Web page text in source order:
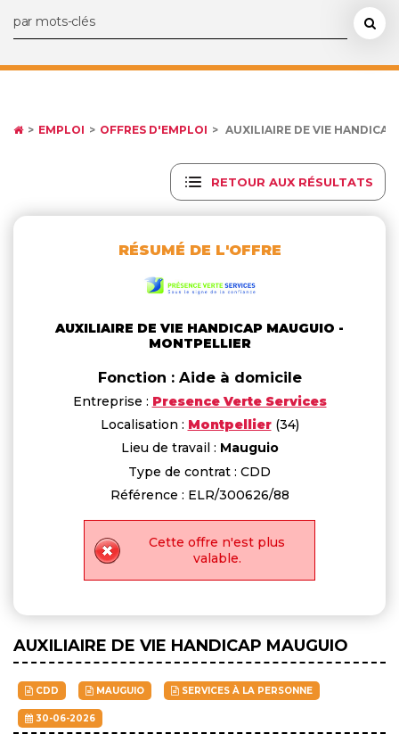
EMPLOI OFFRES D'EMPLOI AUXILIAIRE DE VIE
RETOUR AUX RÉSULTATS
RÉSUMÉ DE L'OFFRE
AUXILIAIRE DE VIE HANDICAP MAUGUIO -
MONTPELLIER
Fonction : Aide à domicile
Entreprise : Presence Verte Services
Localisation : Montpellier(34)
Lieu de travail : Mauguio
Type de contrat : CDD
Référence : ELR/300626/88
Cette offre n'est plus
valable.
AUXILIAIRE DE VIE HANDICAP MAUGUIO
CDD MAUGUIO SERVICES À LA PERSONNE
30-06-2026